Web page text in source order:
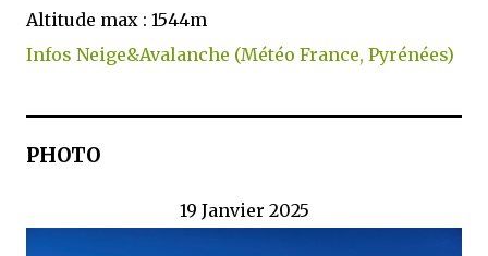
Altitude max : 1544m
Infos Neige&Avalanche (Météo France, Pyrénées)
PHOTO
19 Janvier 2025